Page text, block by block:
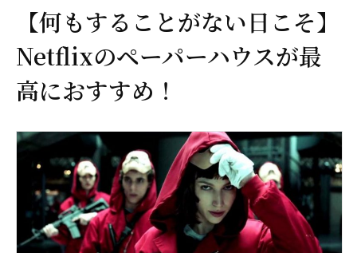
【何もすることがない日こそ】
Netflixのペーパーハウスが最
高におすすめ！